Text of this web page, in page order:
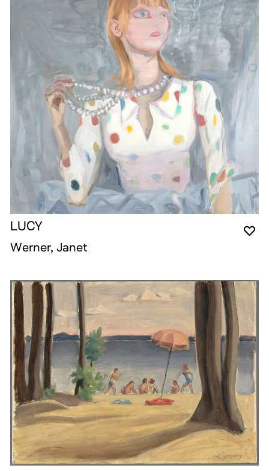
LUCY
Werner, Janet